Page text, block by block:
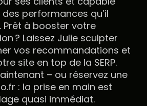
des performances qu’il
Prêt à booster votre
? Laissez Julie sculpter
vos recommandations et
site en top de la SERP.
– ou réservez une
: la prise en main est
quasi immédiat.